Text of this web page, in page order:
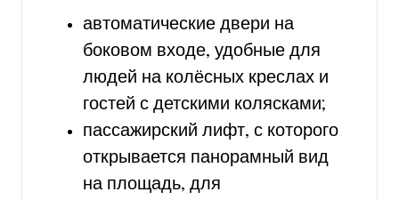
автоматические двери на
боковом входе, удобные для
людей на колёсных креслах и
гостей с детскими колясками;
пассажирский лифт, с которого
открывается панорамный вид
на площадь, для